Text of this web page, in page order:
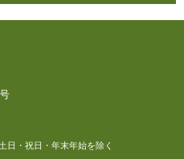
日・祝日・年末年始を除く